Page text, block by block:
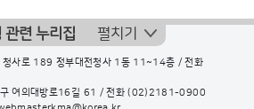
관련 누리집 펼치기
사로 189 정부대전청사 1동 11~14층 / 전화
여의대방로16길 61 / 전화(02)2181-0900